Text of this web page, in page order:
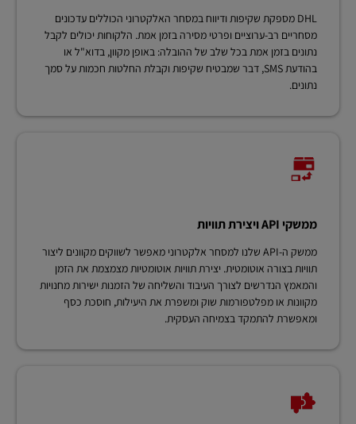
DHL מספקת שקיפות ודיווח במסחר האלקטרוני הכוללים עדכונים
מסחריים רב-ערוציים ופרטי מסירה בזמן אמת. הלקוחות יכולים לקבל
נתונים בזמן אמת בכל שלב של ההובלה: באופן מקוון, בדוא"ל או
בהודעת SMS, דבר שמבטיח שקיפות וקבלת החלטות חכמות על סמך
נתונים.
ממשקי API ויצירת תוויות
ממשק ה-API שלנו למסחר אלקטרוני מאפשר לשווקים מקוונים ליצור
תוויות בצורה אוטומטית. יצירת תוויות אוטומטיות מצמצמת את הזמן
והמאמץ הנדרשים לצורך העיבוד והשליחה של הזמנות ישירות מחנויות
מקוונות או מפלטפורמות שוק ומשפרת את היעילות, חוסכת כסף
ומאפשרת להתמקד בצמיחה העסקית.